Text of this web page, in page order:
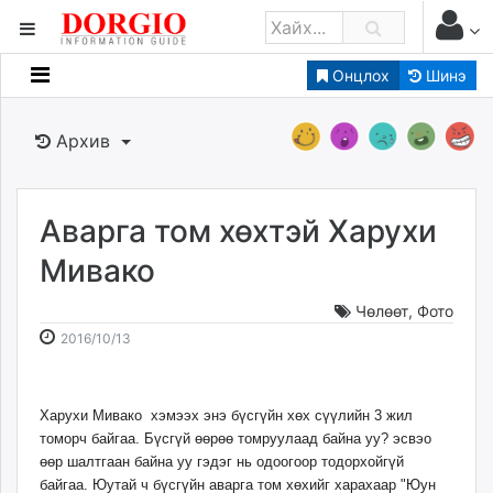
Онцлох Шинэ
Мэдээллийн
Банк санхүү
Бизнес ААН
Төрийн
Нийслэлийн
Gogo.mn
zindaa.mn
Baabar.mn
tovch.mn
Архив
Аварга том хөхтэй Харухи
Мивако
Чөлөөт, Фото
2016/10/13
13:54:29
05:52:44
Харухи Мивако хэмээх энэ бүсгүйн хөх сүүлийн 3 жил
томорч байгаа. Бүсгүй өөрөө томруулаад байна уу? эсвэо
өөр шалтгаан байна уу гэдэг нь одоогоор тодорхойгүй
байгаа. Юутай ч бүсгүйн аварга том хөхийг харахаар "Юун